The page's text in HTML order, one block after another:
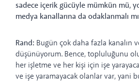
sadece içerik gücüyle mümkün mü,
medya kanallarına da odaklanmalı
Rand: Bugün çok daha fazla kanalın
düşünüyorum. Bence, topluluğunu
her işletme ve her kişi için işe
ve işe yaramayacak olanlar var, yani